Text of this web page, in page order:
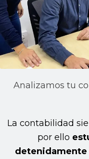
Analizamos tu
La contabilidad
por ello
detenidamente